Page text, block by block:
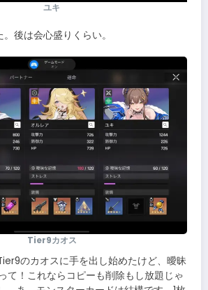
ユキ
後は会心盛りくらい。
Tier9カオス
のカオスに手を出し始めたけど、曖昧
て！これならコピーも削除もし放題じゃ